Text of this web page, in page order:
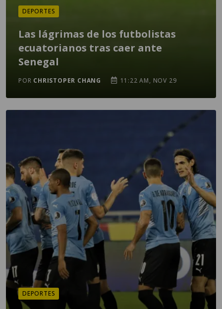
DEPORTES
Las lágrimas de los futbolistas
ecuatorianos tras caer ante
Senegal
POR CHRISTOPER CHANG 11:22 AM, NOV 29
DEPORTES